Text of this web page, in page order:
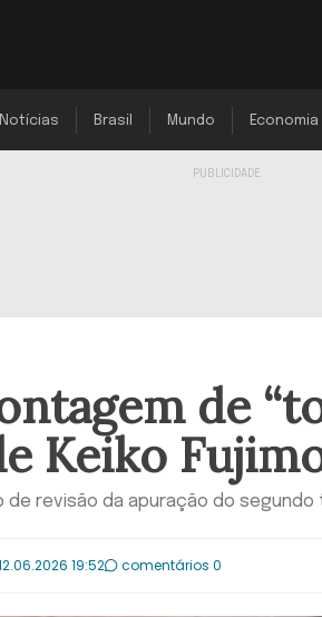
Brasil Mundo Economia
de
Keiko
revisão da apuração do segundo
19:52 comentários 0